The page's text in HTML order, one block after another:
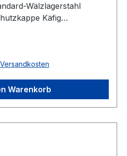
Wälzlagerstahl
Käfig
P0/PN bzw.
Warenkorb